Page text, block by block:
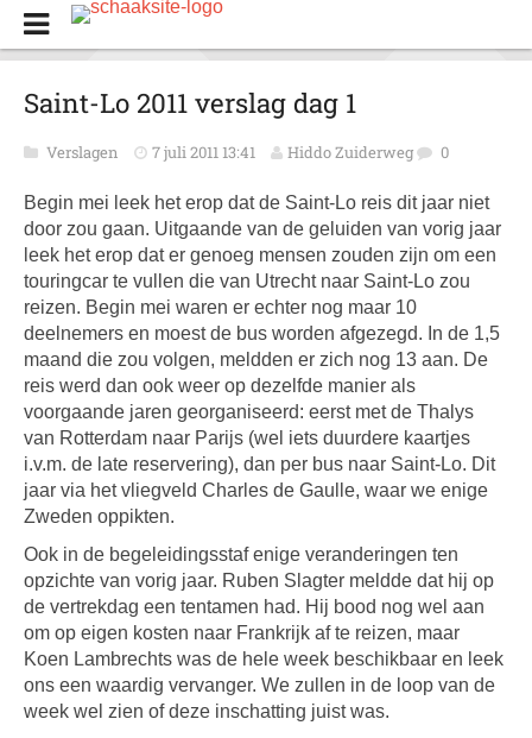
Saint-Lo 2011 verslag dag 1
Verslagen 7 juli 2011 13:41 Hiddo Zuiderweg 0
Begin mei leek het erop dat de Saint-Lo reis dit jaar niet
door zou gaan. Uitgaande van de geluiden van vorig jaar
leek het erop dat er genoeg mensen zouden zijn om een
touringcar te vullen die van Utrecht naar Saint-Lo zou
reizen. Begin mei waren er echter nog maar 10
deelnemers en moest de bus worden afgezegd. In de 1,5
maand die zou volgen, meldden er zich nog 13 aan. De
reis werd dan ook weer op dezelfde manier als
voorgaande jaren georganiseerd: eerst met de Thalys
van Rotterdam naar Parijs (wel iets duurdere kaartjes
i.v.m. de late reservering), dan per bus naar Saint-Lo. Dit
jaar via het vliegveld Charles de Gaulle, waar we enige
Zweden oppikten.
Ook in de begeleidingsstaf enige veranderingen ten
opzichte van vorig jaar. Ruben Slagter meldde dat hij op
de vertrekdag een tentamen had. Hij bood nog wel aan
om op eigen kosten naar Frankrijk af te reizen, maar
Koen Lambrechts was de hele week beschikbaar en leek
ons een waardig vervanger. We zullen in de loop van de
week wel zien of deze inschatting juist was.